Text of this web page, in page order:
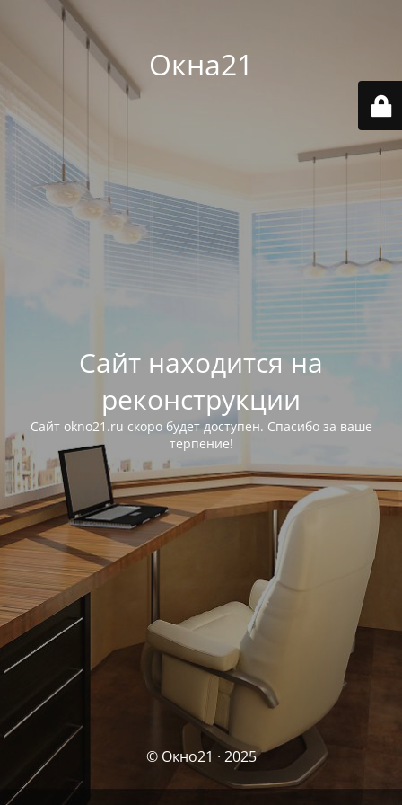
Окна21
Сайт находится на
реконструкции
Сайт okno21.ru скоро будет доступен. Спасибо за ваше
терпение!
© Окно21 · 2025